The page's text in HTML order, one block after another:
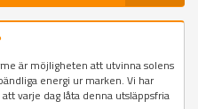
är möjligheten att utvinna solens
energi ur marken. Vi har
varje dag låta denna utsläppsfria